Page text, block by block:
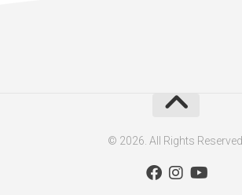
© 2026. All Rights Reserved.